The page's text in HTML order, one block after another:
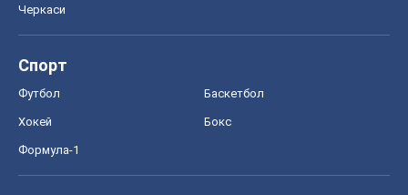
Черкаси
Спорт
Футбол Баскетбол
Хокей Бокс
Формула-1